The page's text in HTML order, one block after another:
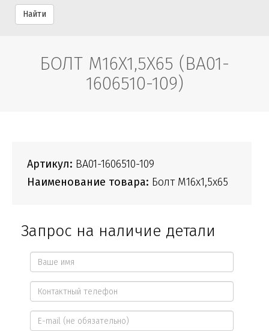
Найти
БОЛТ М16X1,5Х65 (ВА01-
1606510-109)
Артикул: ВА01-1606510-109
Наименование товара: Болт М16x1,5х65
Запрос на наличие детали
Ваше
имя
*
Контактный
телефон